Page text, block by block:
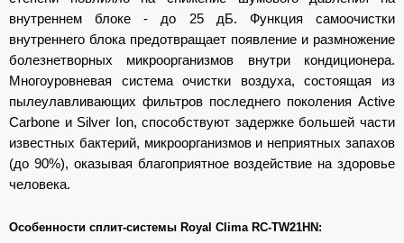
внутреннем блоке - до 25 дБ. Функция самоочистки
внутреннего блока предотвращает появление и размножение
болезнетворных микроорганизмов внутри кондиционера.
Многоуровневая система очистки воздуха, состоящая из
пылеулавливающих фильтров последнего поколения Active
Carbone и Silver Ion, способствуют задержке большей части
известных бактерий, микроорганизмов и неприятных запахов
(до 90%), оказывая благоприятное воздействие на здоровье
человека.
Особенности сплит-системы Royal Clima RC-TW21HN: